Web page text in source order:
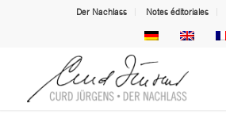
Der Nachlass Notes éditoriales